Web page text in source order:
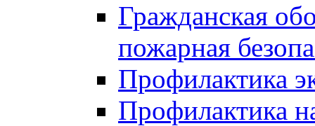
Гражданская
пожарная
Профилактика
Профилактика